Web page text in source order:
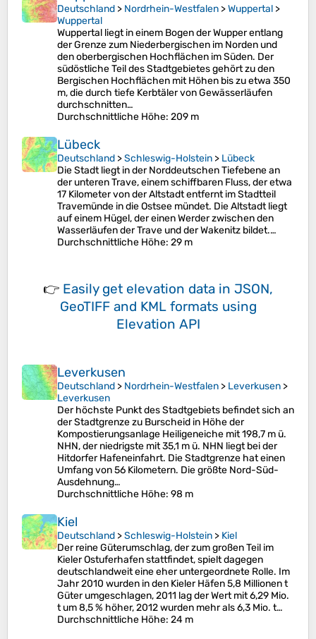
Deutschland > Nordrhein-Westfalen >Wuppertal >
Wuppertal
Wuppertal liegt in einem Bogen der Wupper entlang
der Grenze zum Niederbergischen im Norden und
den oberbergischen Hochflächen im Süden. Der
südöstliche Teil des Stadtgebietes gehört zu den
Bergischen Hochflächen mit Höhen bis zu etwa 350
m, die durch tiefe Kerbtäler von Gewässerläufen
durchschnitten…
Durchschnittliche Höhe: 209 m
Lübeck
Deutschland >Schleswig-Holstein > Lübeck
Die Stadt liegt in der Norddeutschen Tiefebene an
der unteren Trave, einem schiffbaren Fluss, der etwa
17 Kilometer von der Altstadt entfernt im Stadtteil
Travemünde in die Ostsee mündet. Die Altstadt liegt
auf einem Hügel, der einen Werder zwischen den
Wasserläufen der Trave und der Wakenitz bildet.…
Durchschnittliche Höhe: 29 m
👉 Easily get elevation data in JSON,
GeoTIFF and KML formats using
Elevation API
Leverkusen
Deutschland > Nordrhein-Westfalen > Leverkusen >
Leverkusen
Der höchste Punkt des Stadtgebiets befindet sich an
der Stadtgrenze zu Burscheid in Höhe der
Kompostierungsanlage Heiligeneiche mit 198,7 m ü.
NHN, der niedrigste mit 35,1 m ü. NHN liegt bei der
Hitdorfer Hafeneinfahrt. Die Stadtgrenze hat einen
Umfang von 56 Kilometern. Die größte Nord-Süd-
Ausdehnung…
Durchschnittliche Höhe: 98 m
Kiel
Deutschland >Schleswig-Holstein > Kiel
Der reine Güterumschlag, der zum großen Teil im
Kieler Ostuferhafen stattfindet, spielt dagegen
deutschlandweit eine eher untergeordnete Rolle. Im
Jahr 2010 wurden in den Kieler Häfen 5,8 Millionen t
Güter umgeschlagen, 2011 lag der Wert mit 6,29 Mio.
t um 8,5 % höher, 2012 wurden mehr als 6,3 Mio. t…
Durchschnittliche Höhe: 24 m